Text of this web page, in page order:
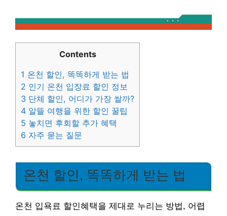
Contents
1 온천 할인, 똑똑하게 받는 법
2 인기 온천 입장료 할인 정보
3 단체 할인, 어디가 가장 쌀까?
4 알뜰 여행을 위한 할인 꿀팁
5 놓치면 후회할 추가 혜택
6 자주 묻는 질문
온천 할인, 똑똑하게 받는 법
온천 입욕료 할인혜택을 제대로 누리는 방법, 어렵